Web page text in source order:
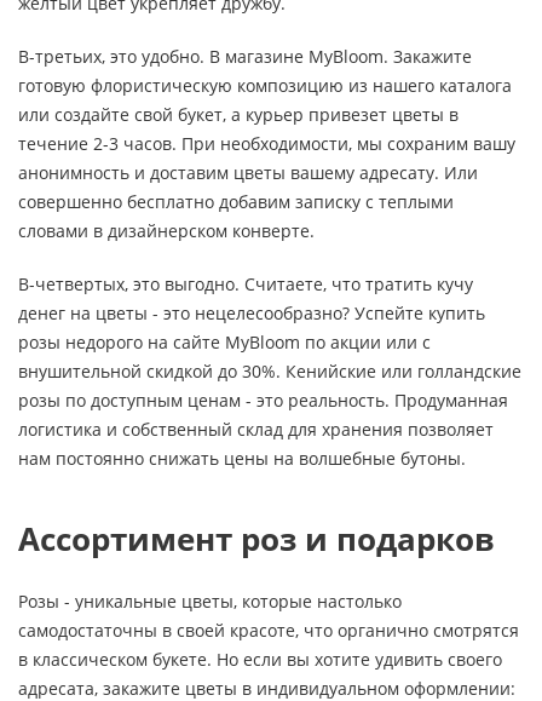
В-третьих, это удобно. В магазине MyBloom. Закажите
готовую флористическую композицию из нашего каталога
или создайте свой букет, а курьер привезет цветы в
течение 2-3 часов. При необходимости, мы сохраним вашу
анонимность и доставим цветы вашему адресату. Или
совершенно бесплатно добавим записку с теплыми
словами в дизайнерском конверте.
В-четвертых, это выгодно. Считаете, что тратить кучу
денег на цветы - это нецелесообразно? Успейте купить
розы недорого на сайте MyBloom по акции или с
внушительной скидкой до 30%. Кенийские или голландские
розы по доступным ценам - это реальность. Продуманная
логистика и собственный склад для хранения позволяет
нам постоянно снижать цены на волшебные бутоны.
Ассортимент роз и подарков
Розы - уникальные цветы, которые настолько
самодостаточны в своей красоте, что органично смотрятся
в классическом букете. Но если вы хотите удивить своего
адресата, закажите цветы в индивидуальном оформлении: